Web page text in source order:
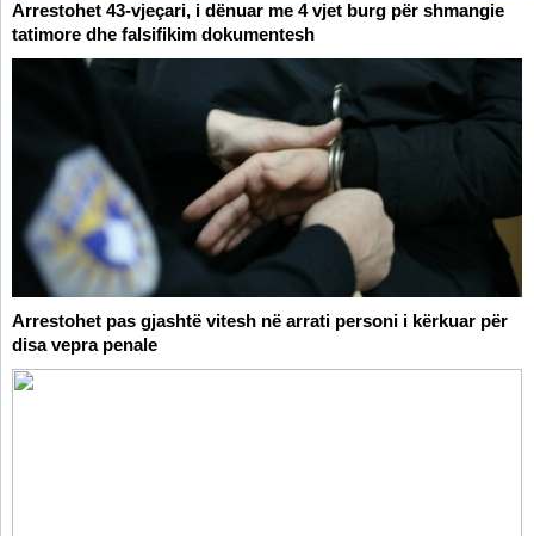
Arrestohet 43-vjeçari, i dënuar me 4 vjet burg për shmangie
tatimore dhe falsifikim dokumentesh
Arrestohet pas gjashtë vitesh në arrati personi i kërkuar për
disa vepra penale